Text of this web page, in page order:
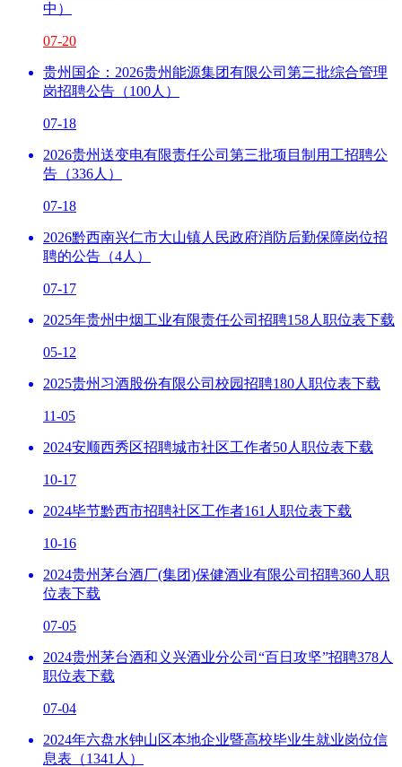
中）
07-20
贵州国企：2026贵州能源集团有限公司第三批综合管理
岗招聘公告（100人）
07-18
2026贵州送变电有限责任公司第三批项目制用工招聘公
告（336人）
07-18
2026黔西南兴仁市大山镇人民政府消防后勤保障岗位招
聘的公告（4人）
07-17
2025年贵州中烟工业有限责任公司招聘158人职位表下载
05-12
2025贵州习酒股份有限公司校园招聘180人职位表下载
11-05
2024安顺西秀区招聘城市社区工作者50人职位表下载
10-17
2024毕节黔西市招聘社区工作者161人职位表下载
10-16
2024贵州茅台酒厂(集团)保健酒业有限公司招聘360人职
位表下载
07-05
2024贵州茅台酒和义兴酒业分公司“百日攻坚”招聘378人
职位表下载
07-04
2024年六盘水钟山区本地企业暨高校毕业生就业岗位信
息表（1341人）